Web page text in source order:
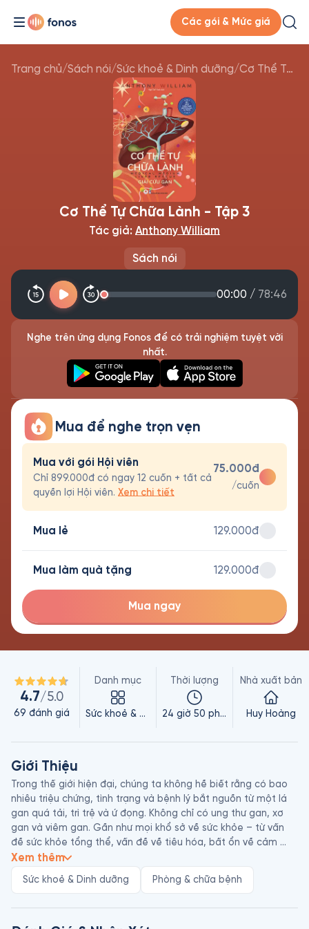
Các gói & Mức giá
Trang chủ/Sách nói/Sức khoẻ & Dinh dưỡng/ Cơ Thể Tự Chữa Lành - Tập 3
Sách nói
Cơ Thể Tự Chữa Lành - Tập 3
Tác giả: Anthony William
00:00 / 78:46
Nghe trên ứng dụng Fonos để có trải nghiệm tuyệt vời
nhất.
Mua để nghe trọn vẹn
Mua với gói Hội viên
Chỉ 899.000đ có ngay 12 cuốn + tất cả
quyền lợi Hội viên. Xem chi tiết
75.000đ
/cuốn
Mua lẻ 129.000đ
Mua làm quà tặng 129.000đ
Mua ngay
4.7/5.0
69 đánh giá
Danh mục
Sức khoẻ & Dinh dưỡng
Thời lượng
24 giờ 50 phút
Nhà xuất bản
Huy Hoàng
Giới Thiệu
Trong thế giới hiện đại, chúng ta không hề biết rằng có bao
nhiêu triệu chứng, tình trạng và bệnh lý bắt nguồn từ một lá
gan quá tải, trì trệ và ứ đọng. Không chỉ có ung thư gan, xơ
gan và viêm gan. Gần như mọi khổ sở về sức khỏe – từ vấn
đề sức khỏe tổng thể, vấn đề về tiêu hóa, bất ổn về cảm
xúc, tăng cân bất thường, cao huyết áp, vấn đề tim mạch,
miễn khác – đều có nguồn gốc sâu xa từ một lá gan bị tổn
Xem thêm
Sức khoẻ & Dinh dưỡng Phòng & chữa bệnh